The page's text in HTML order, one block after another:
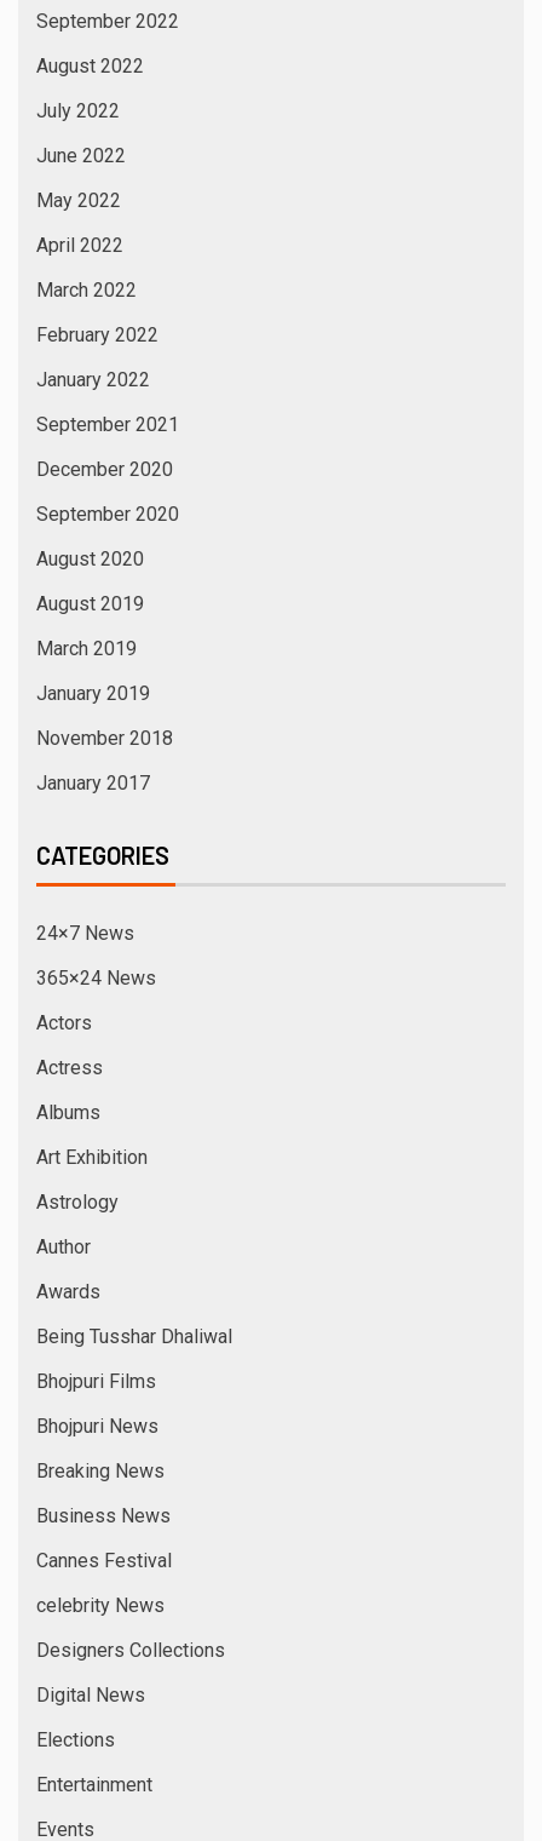
September 2022
August 2022
July 2022
June 2022
May 2022
April 2022
March 2022
February 2022
January 2022
September 2021
December 2020
September 2020
August 2020
August 2019
March 2019
January 2019
November 2018
January 2017
CATEGORIES
24×7 News
365×24 News
Actors
Actress
Albums
Art Exhibition
Astrology
Author
Awards
Being Tusshar Dhaliwal
Bhojpuri Films
Bhojpuri News
Breaking News
Business News
Cannes Festival
celebrity News
Designers Collections
Digital News
Elections
Entertainment
Events